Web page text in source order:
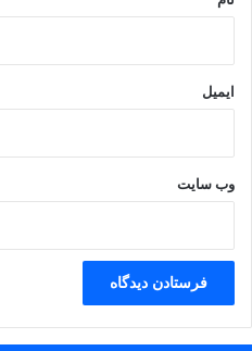
ایمیل
وب‌ سایت